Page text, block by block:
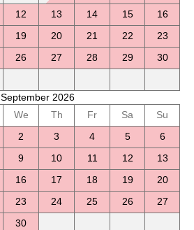
12 13 14 15
16
19 20 21 22
23
26 27 28 29
30
September 2026
We Th Fr Sa
Su
2 3 4 5
6
9 10 11 12
13
16 17 18 19
20
23 24 25 26
27
30